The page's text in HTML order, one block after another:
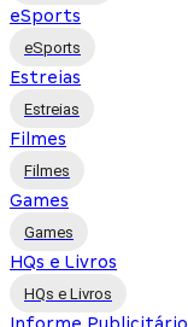
eSports
eSports
Estreias
Estreias
Filmes
Filmes
Games
Games
HQs e Livros
HQs e Livros